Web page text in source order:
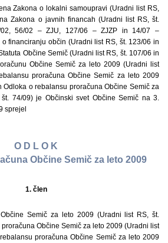
Zakona o lokalni samoupravi (Uradni list RS,
Zakona o javnih financah (Uradni list RS, št.
02, 56/02 – ZJU, 127/06 – ZJZP in 14/07 –
financiranju občin (Uradni list RS, št. 123/06 in
Občine Semič (Uradni list RS, št. 107/06 in
Občine Semič za leto 2009 (Uradni list
proračuna Občine Semič za leto 2009
Odloka o rebalansu proračuna Občine Semič za
74/09) je Občinski svet Občine Semič na 3.
sprejel
O D L O K
Občine Semič za leto 2009
1. člen
Semič za leto 2009 (Uradni list RS, št.
Občine Semič za leto 2009 (Uradni list
proračuna Občine Semič za leto 2009